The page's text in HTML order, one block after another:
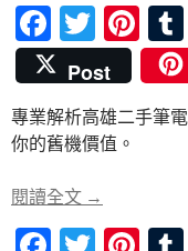
F
ac
e
b
o
o
k
T
w
itt
er
Pi
nt
er
es
Post
專業解析高雄二手筆
你的舊機價值。
閱讀全文 如何選擇高
→